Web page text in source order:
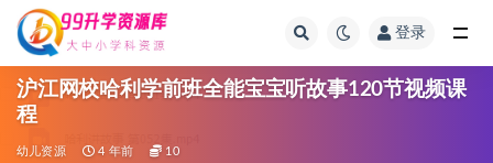
登录
沪江网校哈利学前班全能宝宝听故事120节视频课
程
幼儿资源 4 年前 10